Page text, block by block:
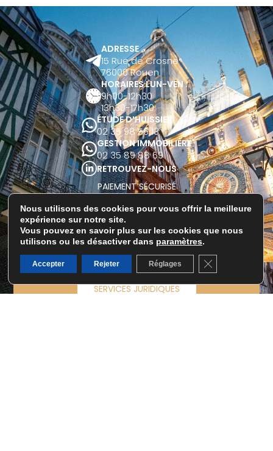
ADRESSE
15 Rue de Crosne
76000 Rouen
HORAIRES LUN-VEN :
9h00-12h30
13h30-17h30
ÉCRIVEZ-NOUS
SERVICES JURIDIQUES
ÉTUDE D’HUISSIER
02 35 98 56 13
GESTION IMMOBILIÈRE
02 35 89 88 69
RETROUVEZ-NOUS
PAIEMENT SÉCURISÉ
EN LIGNE
PAIEMENT EN LIGNE
Nous utilisons des cookies pour vous offrir la meilleure
expérience sur notre site.
Vous pouvez en savoir plus sur les cookies que nous
utilisons ou les désactiver dans paramètres.
Accepter Rejeter Réglages Fermer la